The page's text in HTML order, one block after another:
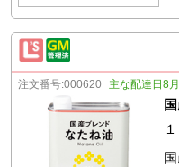
注文番号:000620 主な配達日8